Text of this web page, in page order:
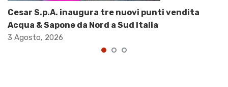
Cesar S.p.A. inaugura tre nuovi punti vendita
Acqua & Sapone da Nord a Sud Italia
3 Agosto, 2026